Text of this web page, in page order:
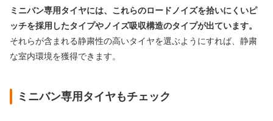
ミニバン専用タイヤには、これらのロードノイズを拾いにくいピ
ッチを採用したタイプやノイズ吸収構造のタイプが出ています。
それらが含まれる静粛性の高いタイヤを選ぶようにすれば、静粛
な室内環境を獲得できます。
ミニバン専用タイヤもチェック